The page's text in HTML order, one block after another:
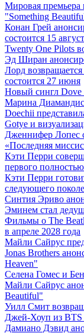
Мировая
"Something
Конан Грей
состоится 15
Twenty One Pilots
Эд Ширан
Лорд
состоится 27 июня
Новый сингл Dove
Марина Диамандис
Doechii
Gotye и
Дженнифер Лопес
«Последняя
Кэти Перри
первого
Кэти Перри
следующего
Синтия Эриво
Эминем стал
Фильмы о The
в апреле 2028 года
Майли Сайрус
Jonas Brothers
Heaven"
Селена Гомес и
Майли Сайрус
Beautiful"
Уилл Смит
Джей-Хоуп из
Дамиано Дэвид